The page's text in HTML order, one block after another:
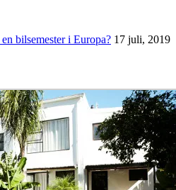
bilsemester i Europa? 17 juli, 2019